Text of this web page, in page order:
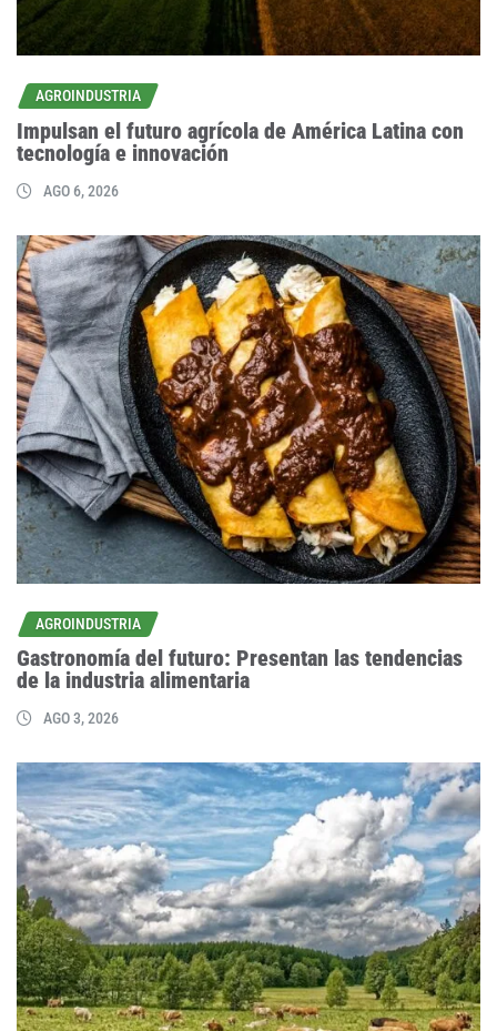
AGROINDUSTRIA
Impulsan el futuro agrícola de América Latina con
tecnología e innovación
AGO 6, 2026
AGROINDUSTRIA
Gastronomía del futuro: Presentan las tendencias
de la industria alimentaria
AGO 3, 2026